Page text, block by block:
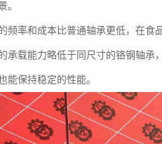
。
频率和成本比普通轴承更低，在
承载能力略低于同尺寸的铬钢轴
能保持稳定的性能。